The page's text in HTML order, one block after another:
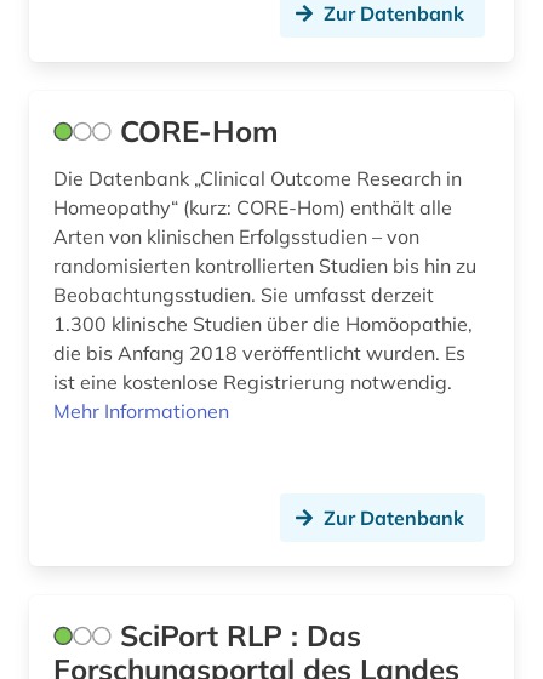
oecd (1)
open access (4)
open data (1)
open science (1)
open source (1)
organisation (1)
politische wissenschaft (1)
privatwirtschaft (1)
Zur Datenbank
CORE-Hom
Die Datenbank „Clinical Outcome Research in
Homeopathy“ (kurz: CORE-Hom) enthält alle
Arten von klinischen Erfolgsstudien – von
randomisierten kontrollierten Studien bis hin zu
Beobachtungsstudien. Sie umfasst derzeit
1.300 klinische Studien über die Homöopathie,
die bis Anfang 2018 veröffentlicht wurden. Es
ist eine kostenlose Registrierung notwendig.
Mehr Informationen
Zur Datenbank
SciPort RLP : Das
Forschungsportal des Landes